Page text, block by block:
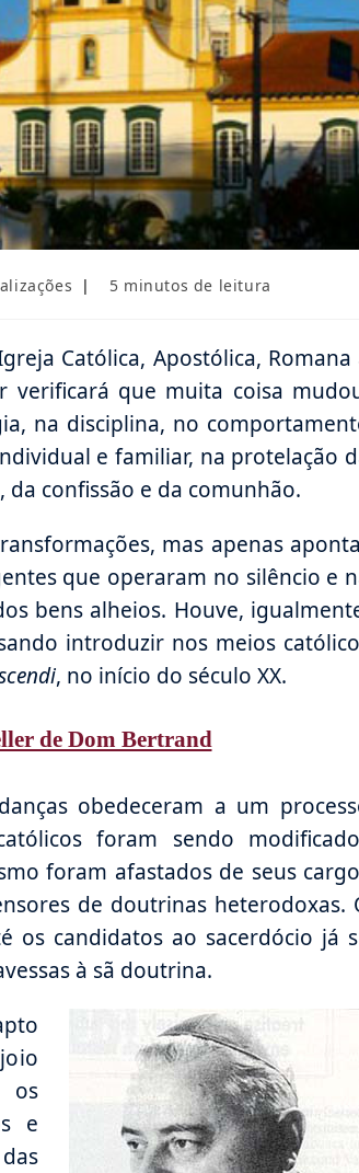
Tempo
5 minutos de leitura
Católica, Apostólica, Romana
verificará que muita coisa
na disciplina, no
e familiar, na protelação
confissão e da comunhão.
mas apenas
que operaram no silêncio e
bens alheios. Houve,
introduzir nos meios
, no início do século XX.
de Dom Bertrand
obedeceram a um
foram sendo
foram afastados de seus
de doutrinas heterodoxas.
os candidatos ao sacerdócio já
à sã doutrina.
os
e